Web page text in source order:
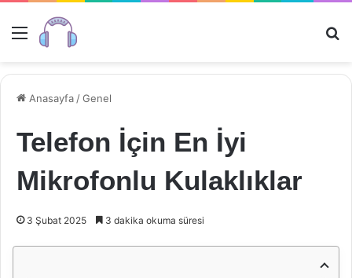
Menü
Anasayfa /Genel
Telefon İçin En İyi
Mikrofonlu Kulaklıklar
3 Şubat 2025 3 dakika okuma süresi